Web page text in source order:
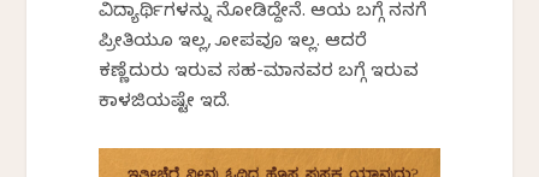
ವಿದ್ಯಾರ್ಥಿಗಳನ್ನು ನೋಡಿದ್ದೇನೆ. ಆಕೆಯ ಬಗ್ಗೆ ನನಗೆ
ಪ್ರೀತಿಯೂ ಇಲ್ಲ, ಕೋಪವೂ ಇಲ್ಲ. ಆದರೆ
ಕಣ್ಣೆದುರು ಇರುವ ಸಹ-ಮಾನವರ ಬಗ್ಗೆ ಇರುವ
ಕಾಳಜಿಯಷ್ಟೇ ಇದೆ.